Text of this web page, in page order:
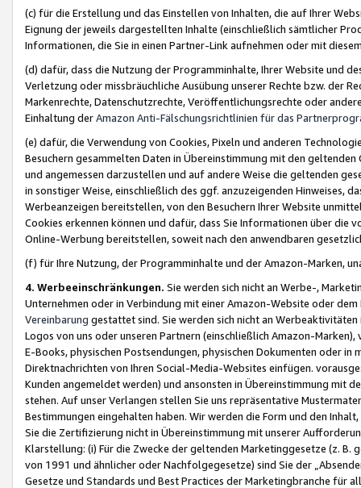
(c) für die Erstellung und das Einstellen von Inhalten, die auf Ihrer
Eignung der jeweils dargestellten Inhalte (einschließlich sämtlicher
Informationen, die Sie in einen Partner-Link aufnehmen oder mit
(d) dafür, dass die Nutzung der Programminhalte, Ihrer Website und
Verletzung oder missbräuchliche Ausübung unserer Rechte bzw. der
Markenrechte, Datenschutzrechte, Veröffentlichungsrechte oder
Einhaltung derAmazon Anti-Fälschungsrichtlinien für das
(e) dafür, die Verwendung von Cookies, Pixeln und anderen
Besuchern gesammelten Daten in Übereinstimmung mit den
und angemessen darzustellen und auf andere Weise die geltenden
in sonstiger Weise, einschließlich des ggf. anzuzeigenden Hinweises,
Werbeanzeigen bereitstellen, von den Besuchern Ihrer Website
Cookies erkennen können und dafür, dass Sie Informationen über die
Online-Werbung bereitstellen, soweit nach den anwendbaren
(f) für Ihre Nutzung, der Programminhalte und der Amazon-Marken,
4. Werbeeinschränkungen. Sie werden sich nicht an Werbe-,
Unternehmen oder in Verbindung mit einer Amazon-Website oder
Vereinbarung gestattet sind. Sie werden sich nicht an
Logos von uns oder unseren Partnern (einschließlich Amazon-
E-Books, physischen Postsendungen, physischen Dokumenten oder in
Direktnachrichten von Ihren Social-Media-Websites einfügen.
Kunden angemeldet werden) und ansonsten in Übereinstimmung mit
stehen. Auf unser Verlangen stellen Sie uns repräsentative
Bestimmungen eingehalten haben. Wir werden die Form und den
Sie die Zertifizierung nicht in Übereinstimmung mit unserer
Klarstellung: (i) Für die Zwecke der geltenden Marketinggesetze (z. B.
von 1991 und ähnlicher oder Nachfolgegesetze) sind Sie der
Gesetze und Standards und Best Practices der Marketingbranche für